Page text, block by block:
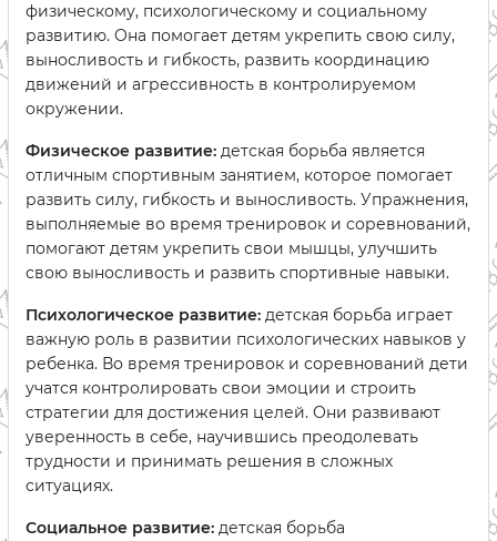
физическому, психологическому и социальному
развитию. Она помогает детям укрепить свою силу,
выносливость и гибкость, развить координацию
движений и агрессивность в контролируемом
окружении.
Физическое развитие: детская борьба является
отличным спортивным занятием, которое помогает
развить силу, гибкость и выносливость. Упражнения,
выполняемые во время тренировок и соревнований,
помогают детям укрепить свои мышцы, улучшить
свою выносливость и развить спортивные навыки.
Психологическое развитие: детская борьба играет
важную роль в развитии психологических навыков у
ребенка. Во время тренировок и соревнований дети
учатся контролировать свои эмоции и строить
стратегии для достижения целей. Они развивают
уверенность в себе, научившись преодолевать
трудности и принимать решения в сложных
ситуациях.
Социальное развитие: детская борьба